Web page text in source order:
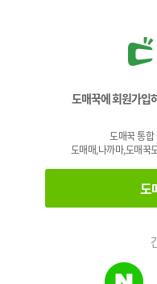
도매꾹에 회원가입
도매꾹 통
도매매,나까마,도매꾹
도